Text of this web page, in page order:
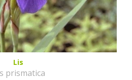
Lis
prismatica